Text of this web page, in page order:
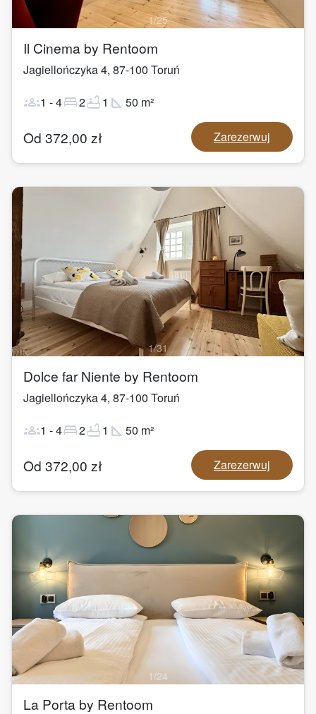
1/25
Il Cinema by Rentoom
Jagiellończyka 4, 87-100 Toruń
groups1 -4bed2bathtub1 square_foot 50 m²
Od 372,00 zł Zarezerwuj
1/31
Dolce far Niente by Rentoom
Jagiellończyka 4, 87-100 Toruń
groups1 -4bed2bathtub1 square_foot 50 m²
Od 372,00 zł Zarezerwuj
1/24
La Porta by Rentoom